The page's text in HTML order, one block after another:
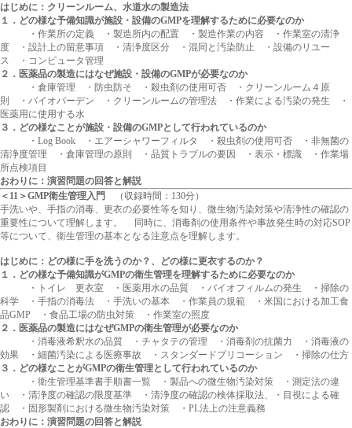
はじめに：クリーンルーム、水道水の製造法
１．どの様な予備知識が施設・設備のGMPを理解するために必要なのか
・作業所の定義 ・製造所内の配置 ・製造作業の内容 ・作業室の清浄
度 ・設計上の留意事項 ・清浄度区分 ・混同と汚染防止 ・設備のリユー
ス ・コンピュータ管理
２．医薬品の製造にはなぜ施設・設備のGMPが必要なのか
・倉庫管理 ・防虫防そ ・殺虫剤の使用可否 ・クリーンルーム４原
則 ・バイオバーデン ・クリーンルームの管理法 ・作業による汚染の発生 ・
医薬用に使用する水
３．どの様なことが施設・設備のGMPとして行われているのか
・Log Book ・エアーシャワーフィルタ ・殺虫剤の使用可否 ・非無菌の
清浄度管理 ・倉庫管理の原則 ・品質トラブルの要因 ・表示・標識 ・作業場
所点検項目
おわりに：演習問題の回答と解説
＜11＞GMP衛生管理入門
（収録時間：130分）
手洗いや、手指の消毒、更衣の必要性等を知り、微生物汚染対策や清浄性の確認の
重要性について理解します。 同時に、消毒剤の使用条件や事故発生時の対応SOP
等について、衛生管理の基本となる注意点を理解します。
はじめに：どの様に手を洗うのか？、どの様に更衣するのか？
１．どの様な予備知識がGMPの衛生管理を理解するために必要なのか
・トイレ 更衣室 ・医薬用水の品質 ・バイオフィルムの発生 ・掃除の
科学 ・手指の消毒法 ・手洗いの基本 ・作業員の規範 ・米国における加工食
品GMP ・食品工場の防虫対策 ・作業室の照度
２．医薬品の製造にはなぜGMPの衛生管理が必要なのか
・消毒液希釈水の品質 ・チャタテの管理 ・消毒剤の抗菌力 ・消毒液の
効果 ・細菌汚染による医療事故 ・スタンダードプリコーション ・掃除の仕方
３．どの様なことがGMPの衛生管理として行われているのか
・衛生管理基準書手順書一覧 ・製品への微生物汚染対策 ・測定法の違
い ・清浄度の確認の限度基準 ・清浄度の確認の検体採取法、・目視による確
認 ・固形製剤における微生物汚染対策 ・PL法上の注意義務
おわりに：演習問題の回答と解説